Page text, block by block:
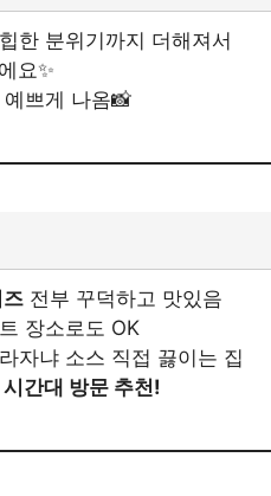
한 분위기까지 더해져서
요✨
쁘게 나옴📸
전부 꾸덕하고 맛있음
장소로도 OK
자냐 소스 직접 끓이는 집
간대 방문 추천!